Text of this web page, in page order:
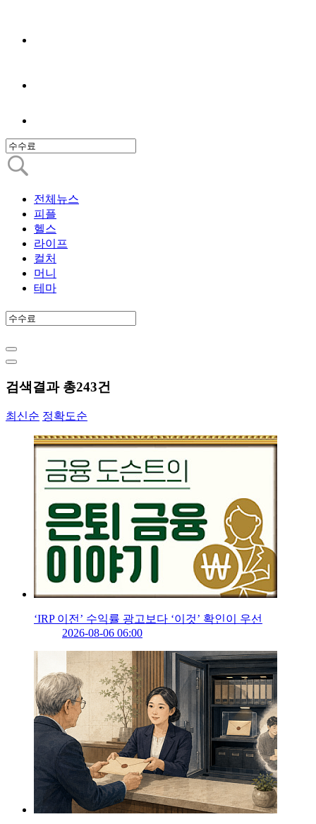
전체뉴스
피플
헬스
라이프
컬처
머니
테마
검색결과 총243건
최신순 정확도순
‘IRP 이전’ 수익률 광고보다 ‘이것’ 확인이 우선
2026-08-06 06:00